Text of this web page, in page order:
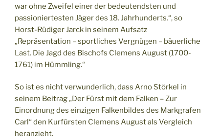
war ohne Zweifel einer der bedeutendsten und
passioniertesten Jäger des 18. Jahrhunderts.“, so
Horst-Rüdiger Jarck in seinem Aufsatz
„Repräsentation – sportliches Vergnügen – bäuerliche
Last. Die Jagd des Bischofs Clemens August (1700-
1761) im Hümmling.“
So ist es nicht verwunderlich, dass Arno Störkel in
seinem Beitrag „Der Fürst mit dem Falken – Zur
Einordnung des einzigen Falkenbildes des Markgrafen
Carl“ den Kurfürsten Clemens August als Vergleich
heranzieht.